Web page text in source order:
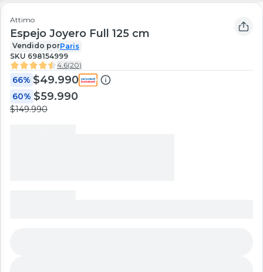
Attimo
Espejo Joyero Full 125 cm
Vendido porParis
SKU 698154999
4.6(20)
66% $49.990
60% $59.990
$149.990